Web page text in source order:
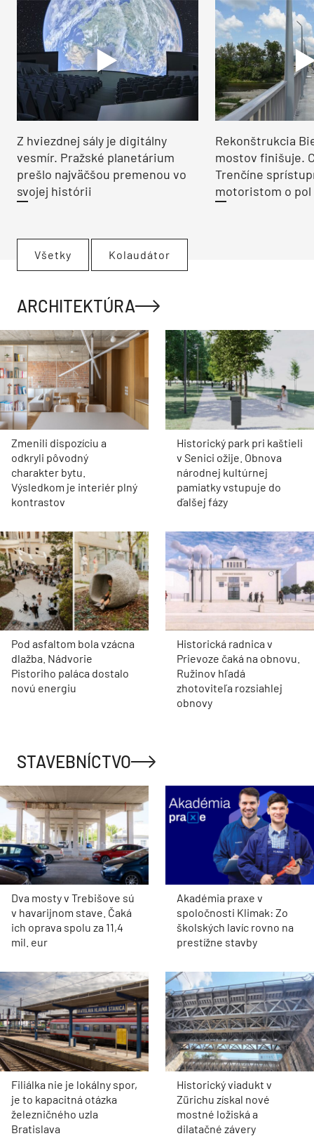
Z hviezdnej sály je digitálny
vesmír. Pražské planetárium
prešlo najväčšou premenou vo
svojej histórii
Rekonštrukcia
mostov finišuje.
Trenčíne
motoristom o pol
Všetky Kolaudátor
ARCHITEKTÚRA
Zmenili dispozíciu a
odkryli pôvodný
charakter bytu.
Výsledkom je interiér plný
kontrastov
Historický park pri kaštieli
v Senici ožije. Obnova
národnej kultúrnej
pamiatky vstupuje do
ďalšej fázy
Pod asfaltom bola vzácna
dlažba. Nádvorie
Pistoriho paláca dostalo
novú energiu
Historická radnica v
Prievoze čaká na obnovu.
Ružinov hľadá
zhotoviteľa rozsiahlej
obnovy
STAVEBNÍCTVO
Dva mosty v Trebišove sú
v havarijnom stave. Čaká
ich oprava spolu za 11,4
mil. eur
Akadémia praxe v
spoločnosti Klimak: Zo
školských lavíc rovno na
prestížne stavby
Filiálka nie je lokálny spor,
je to kapacitná otázka
železničného uzla
Bratislava
Historický viadukt v
Zürichu získal nové
mostné ložiská a
dilatačné závery